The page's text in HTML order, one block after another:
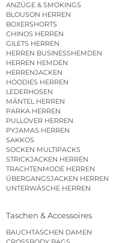
ANZÜGE & SMOKINGS
BLOUSON HERREN
BOXERSHORTS
CHINOS HERREN
GILETS HERREN
HERREN BUSINESSHEMDEN
HERREN HEMDEN
HERRENJACKEN
HOODIES HERREN
LEDERHOSEN
MÄNTEL HERREN
PARKA HERREN
PULLOVER HERREN
PYJAMAS HERREN
SAKKOS
SOCKEN MULTIPACKS
STRICKJACKEN HERREN
TRACHTENMODE HERREN
ÜBERGANGSJACKEN HERREN
UNTERWÄSCHE HERREN
Taschen & Accessoires
BAUCHTASCHEN DAMEN